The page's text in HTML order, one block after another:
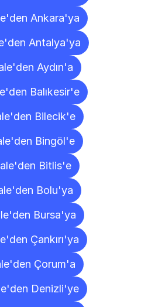
Ankara'ya
Antalya'ya
Aydın'a
Balıkesir'e
Bilecik'e
Bingöl'e
Bitlis'e
Bolu'ya
Bursa'ya
Çankırı'ya
Çorum'a
Denizli'ye